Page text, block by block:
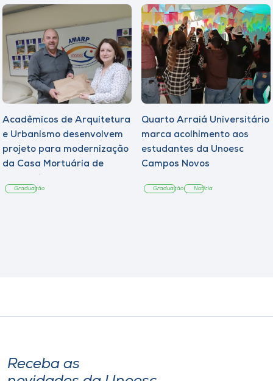
Acadêmicos de Arquitetura
e Urbanismo desenvolvem
projeto para modernização
da Casa Mortuária de
Graduação
Quarto Arraiá Universitário
marca acolhimento aos
estudantes da Unoesc
Campos Novos
Graduação Notícia
Receba as